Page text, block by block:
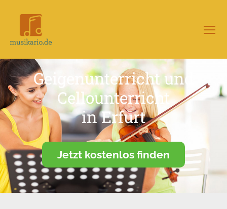
–
Portal
für
Musikunterricht
Geigenunterricht und
Cellounterricht
in Erfurt
Jetzt kostenlos finden